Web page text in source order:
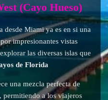
(Cayo Hueso)
desde Miami ya es en si una
impresionantes vistas
las diversas islas que
de Florida
una mezcla perfecta de
permitiendo a los viajeros